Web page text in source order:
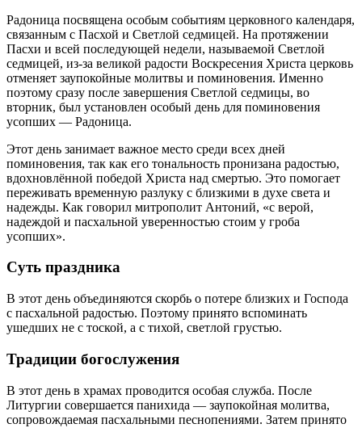
Радоница посвящена особым событиям церковного календаря,
связанным с Пасхой и Светлой седмицей. На протяжении
Пасхи и всей последующей недели, называемой Светлой
седмицей, из-за великой радости Воскресения Христа церковь
отменяет заупокойные молитвы и поминовения. Именно
поэтому сразу после завершения Светлой седмицы, во
вторник, был установлен особый день для поминовения
усопших — Радоница.
Этот день занимает важное место среди всех дней
поминовения, так как его тональность пронизана радостью,
вдохновлённой победой Христа над смертью. Это помогает
переживать временную разлуку с близкими в духе света и
надежды. Как говорил митрополит Антоний, «с верой,
надеждой и пасхальной уверенностью стоим у гроба
усопших».
Суть праздника
В этот день объединяются скорбь о потере близких и Господа
с пасхальной радостью. Поэтому принято вспоминать
ушедших не с тоской, а с тихой, светлой грустью.
Традиции богослужения
В этот день в храмах проводится особая служба. После
Литургии совершается панихида — заупокойная молитва,
сопровождаемая пасхальными песнопениями. Затем принято